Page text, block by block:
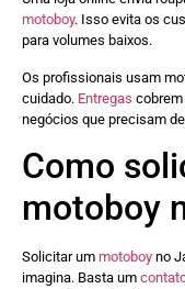
motoboy. Isso evita os
para volumes baixos.
Os profissionais usam
cuidado. Entregas
negócios que precisam
Como
motoboy
Solicitar um motoboy no
imagina. Basta um